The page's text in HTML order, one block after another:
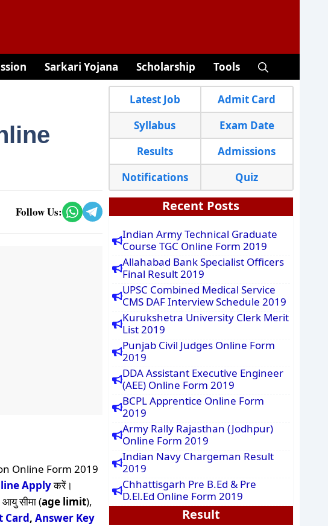
Sarkari Yojana Scholarship Tools
Follow Us:
Online Form 2019
Applyकरें।
सीमा (age limit),
Card, Answer Key
Latest Job
Admit Card
Syllabus
Exam Date
Results
Admissions
Notifications
Quiz
Recent Posts
Indian Army Technical Graduate
Course TGC Online Form 2019
Allahabad Bank Specialist Officers
Final Result 2019
UPSC Combined Medical Service
CMS DAF Interview Schedule 2019
Kurukshetra University Clerk Merit
List 2019
Punjab Civil Judges Online Form
2019
DDA Assistant Executive Engineer
(AEE) Online Form 2019
BCPL Apprentice Online Form
2019
Army Rally Rajasthan (Jodhpur)
Online Form 2019
Indian Navy Chargeman Result
2019
Chhattisgarh Pre B.Ed & Pre
D.El.Ed Online Form 2019
Result